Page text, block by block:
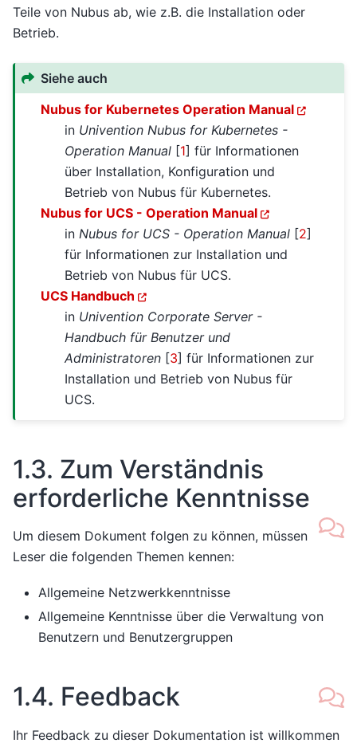
Teile von Nubus ab, wie z.B. die Installation oder
Betrieb.
Siehe auch
Nubus for Kubernetes Operation Manual
in Univention Nubus for Kubernetes -
Operation Manual [1] für Informationen
über Installation, Konfiguration und
Betrieb von Nubus für Kubernetes.
Nubus for UCS - Operation Manual
in Nubus for UCS - Operation Manual [2]
für Informationen zur Installation und
Betrieb von Nubus für UCS.
UCS Handbuch
in Univention Corporate Server -
Handbuch für Benutzer und
Administratoren [3] für Informationen zur
Installation und Betrieb von Nubus für
UCS.
1.3. Zum Verständnis
erforderliche Kenntnisse
Um diesem Dokument folgen zu können, müssen
Leser die folgenden Themen kennen:
Allgemeine Netzwerkkenntnisse
Allgemeine Kenntnisse über die Verwaltung von
Benutzern und Benutzergruppen
1.4. Feedback
Ihr Feedback zu dieser Dokumentation ist willkommen